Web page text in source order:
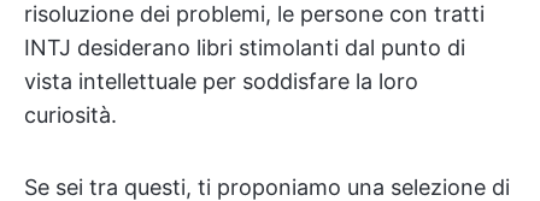
risoluzione dei problemi, le persone con tratti
INTJ desiderano libri stimolanti dal punto di
vista intellettuale per soddisfare la loro
curiosità.
Se sei tra questi, ti proponiamo una selezione di